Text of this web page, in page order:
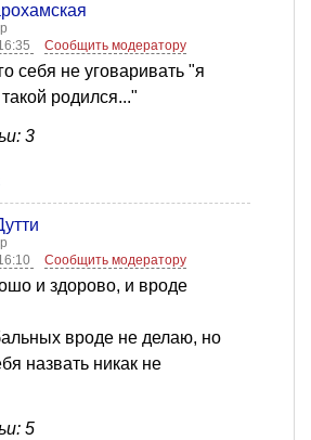
Сообщить модератору
себя не уговаривать "я
родился..."
3
Сообщить модератору
и здорово, и вроде
вроде не делаю, но
назвать никак не
5